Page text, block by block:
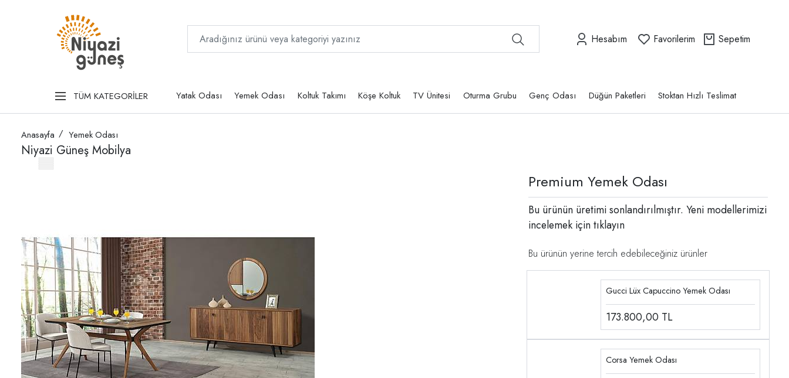
Hesabım Favorilerim Sepetim
TÜM KATEGORİLER Yatak Odası Yemek Odası Koltuk Takımı Köşe Koltuk TV Ünitesi Oturma Grubu Genç Odası Düğün Paketleri Stoktan Hızlı Teslimat
Anasayfa Yemek Odası
Niyazi Güneş Mobilya
Premium Yemek Odası
Bu ürünün üretimi sonlandırılmıştır. Yeni modellerimizi
incelemek içintıklayın
Bu ürünün yerine tercih edebileceğiniz ürünler
Gucci Lüx Capuccino Yemek Odası
173.800,00 TL
Corsa Yemek Odası